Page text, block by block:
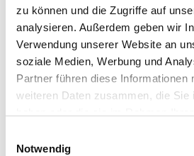
zu können und die Zugriffe auf
analysieren. Außerdem geben wir
Verwendung unserer Website an
soziale Medien, Werbung und
Partner führen diese Informationen
weiteren Daten zusammen, die Sie
Notwendig